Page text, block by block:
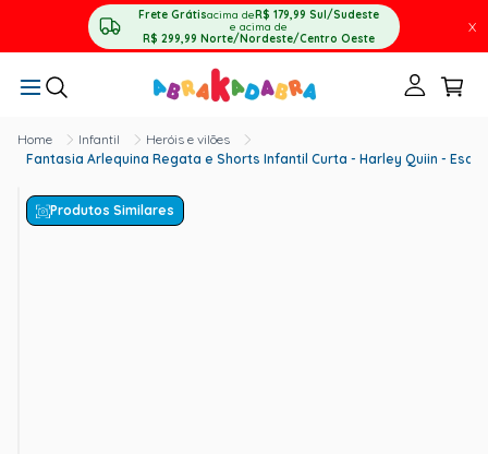
Frete Grátisacima deR$ 179,99 Sul/Sudeste
e acima de
R$ 299,99 Norte/Nordeste/Centro Oeste
X
Infantil
Heróis e vilões
Fantasia Arlequina Regata e Shorts Infantil Curta - Harley Quiin -
Produtos Similares